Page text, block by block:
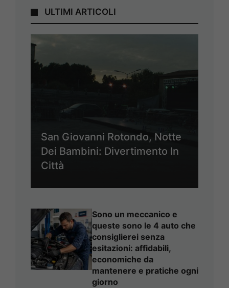
ULTIMI ARTICOLI
San Giovanni Rotondo, Notte
Dei Bambini: Divertimento In
Città
Sono un meccanico e
queste sono le 4 auto che
consiglierei senza
esitazioni: affidabili,
economiche da
mantenere e pratiche ogni
giorno